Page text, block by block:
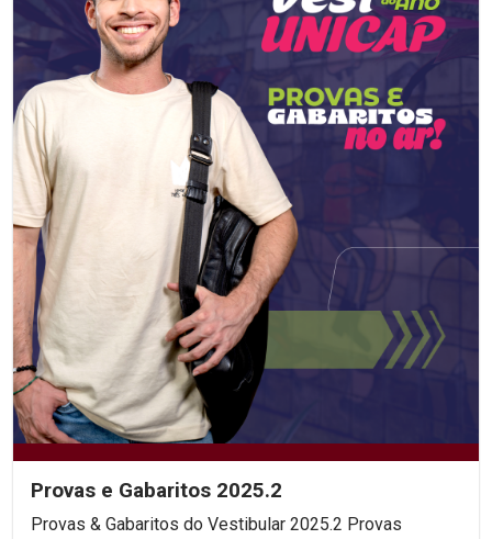
Provas e Gabaritos 2025.2
Provas & Gabaritos do Vestibular 2025.2 Provas